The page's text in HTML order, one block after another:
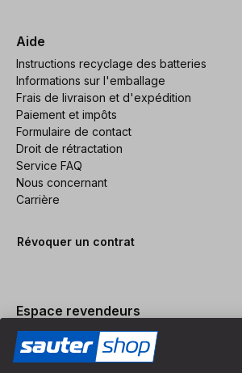
Aide
Instructions recyclage des batteries
Informations sur l'emballage
Frais de livraison et d'expédition
Paiement et impôts
Formulaire de contact
Droit de rétractation
Service FAQ
Nous concernant
Carrière
Révoquer un contrat
Espace revendeurs
Devenir revendeur